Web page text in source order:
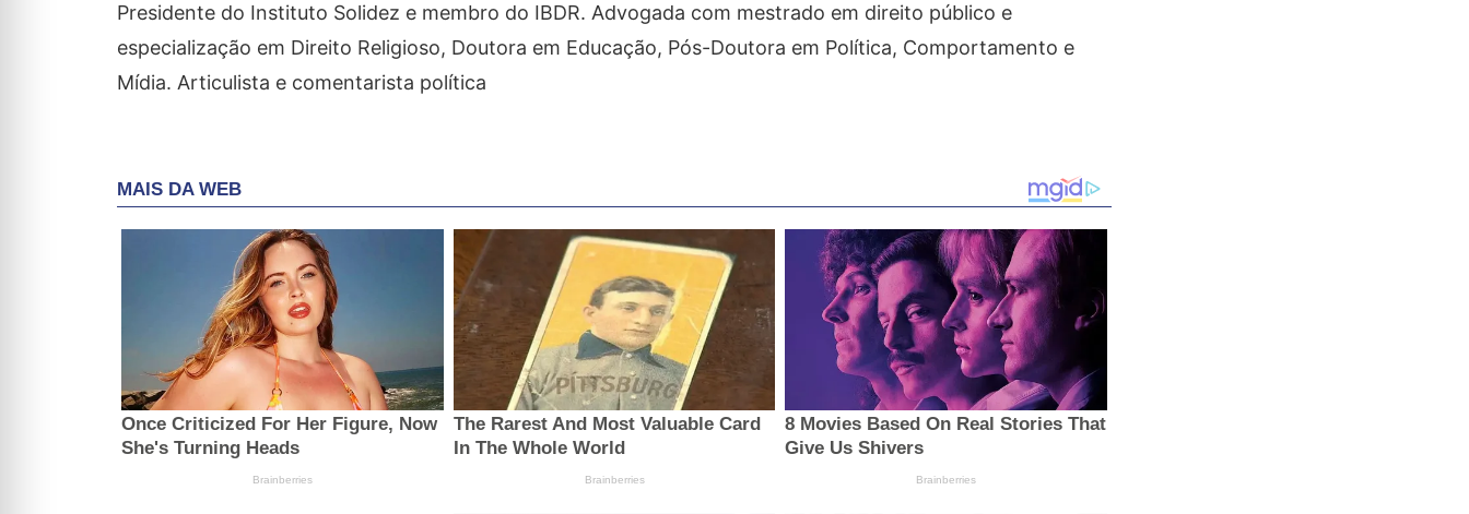
Presidente do Instituto Solidez e membro do IBDR. Advogada com mestrado em direito público e
especialização em Direito Religioso, Doutora em Educação, Pós-Doutora em Política, Comportamento e
Mídia. Articulista e comentarista política